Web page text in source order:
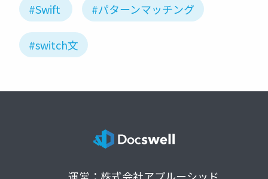
#Swift #パターンマッチング
#switch文
運営：株式会社アプルーシッド